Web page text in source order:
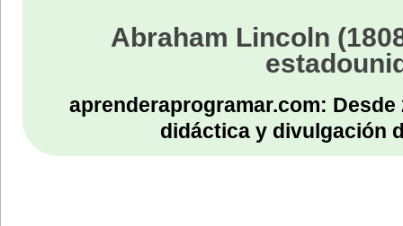
Abraham Lincoln
aprenderaprogramar.com:
didáctica y divulgación